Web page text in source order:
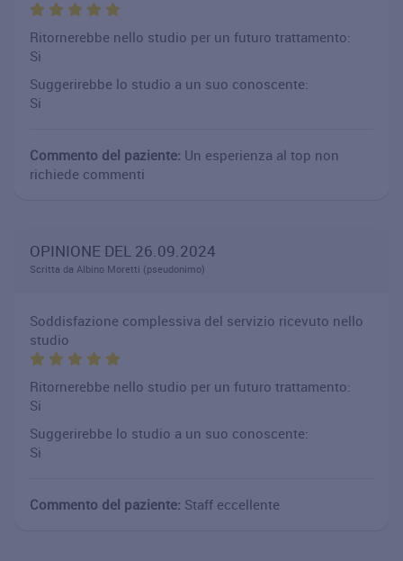
Ritornerebbe nello studio per un futuro trattamento:
Si
Suggerirebbe lo studio a un suo conoscente:
Si
Commento del paziente: Un esperienza al top non
richiede commenti
OPINIONE DEL 26.09.2024
Scritta da Albino Moretti (pseudonimo)
Soddisfazione complessiva del servizio ricevuto nello
studio
Ritornerebbe nello studio per un futuro trattamento:
Si
Suggerirebbe lo studio a un suo conoscente:
Si
Commento del paziente: Staff eccellente